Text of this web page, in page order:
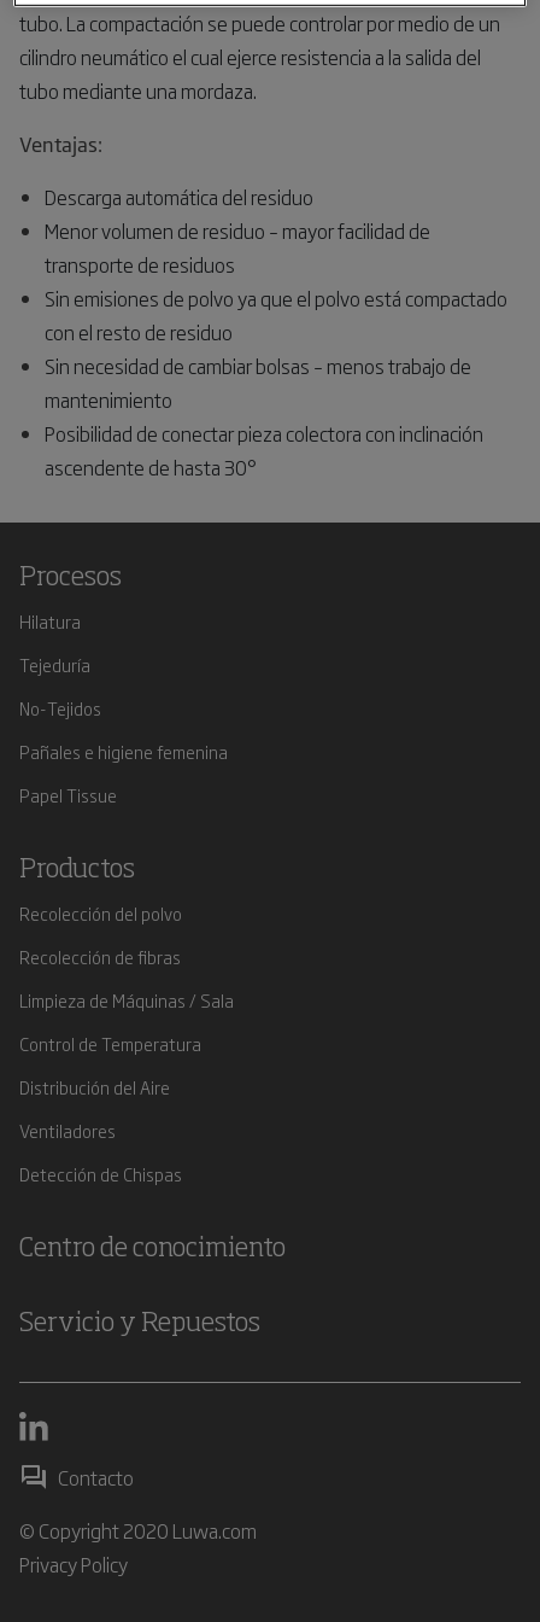
tubo. La compactación se puede controlar por medio de un
cilindro neumático el cual ejerce resistencia a la salida del
tubo mediante una mordaza.
Ventajas:
Descarga automática del residuo
Menor volumen de residuo – mayor facilidad de
transporte de residuos
Sin emisiones de polvo ya que el polvo está compactado
con el resto de residuo
Sin necesidad de cambiar bolsas – menos trabajo de
mantenimiento
Posibilidad de conectar pieza colectora con inclinación
ascendente de hasta 30°
Procesos
Hilatura
Tejeduría
No-Tejidos
Pañales e higiene femenina
Papel Tissue
Productos
Recolección del polvo
Recolección de fibras
Limpieza de Máquinas / Sala
Control de Temperatura
Distribución del Aire
Ventiladores
Detección de Chispas
Centro de conocimiento
Servicio y Repuestos
Contacto
© Copyright 2020 Luwa.com
Privacy Policy